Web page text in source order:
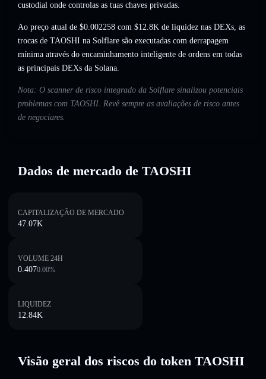
custodial onde controlas as tuas chaves privadas.
Ao preço atual de $0.002258 com $12.8K de liquidez nas DEXs, as
trocas de TAOSHI na Solflare são executadas com derrapagem
mínima através do encaminhamento inteligente de ordens em todas
as principais DEXs da Solana.
Nota: O scanner de risco integrado da Solflare sinalizou potenciais
problemas com TAOSHI. Revê sempre as avaliações de risco antes
de negociares.
Dados de mercado de TAOSHI
CAPITALIZAÇÃO DE MERCADO
47.07K
VOLUME 24H
0.4070.00%
LIQUIDEZ
12.84K
Visão geral dos riscos do token TAOSHI